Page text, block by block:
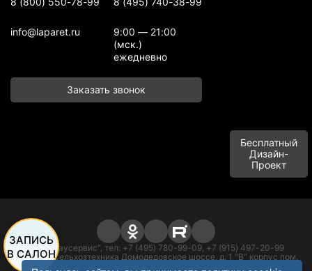
info@laparet.ru
9:00 — 21:00
(мск.)
ежедневно
Заказать звонок
Бесплатный
Дизайн-
Проект
ООО "Баусервис", тел: +7 (495) 780-99-09, +7 (915) 497-20-99
Адрес: п. Сельхозтехника Домодедовское шоссе, д. 1 "В" корпус пом.
офисного типа, этаж 1 Подольск, Московская область 142116, Россия
ЗАПИСЬ
В САЛОН